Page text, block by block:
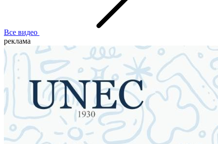
Все видео
реклама